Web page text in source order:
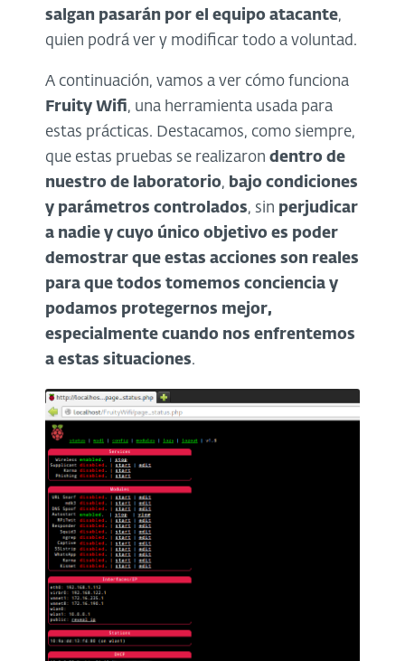
salgan pasarán por el equipo atacante,
quien podrá ver y modificar todo a voluntad.
A continuación, vamos a ver cómo funciona
Fruity Wifi, una herramienta usada para
estas prácticas. Destacamos, como siempre,
que estas pruebas se realizaron dentro de
nuestro de laboratorio, bajo condiciones
y parámetros controlados, sin perjudicar
a nadie y cuyo único objetivo es poder
demostrar que estas acciones son reales
para que todos tomemos conciencia y
podamos protegernos mejor,
especialmente cuando nos enfrentemos
a estas situaciones.